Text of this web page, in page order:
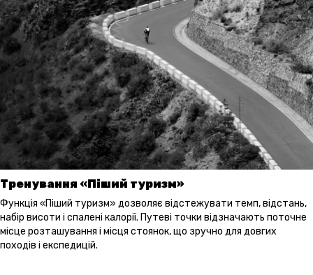
Тренування «Піший туризм»
Функція «Піший туризм» дозволяє відстежувати темп, відстань,
набір висоти і спалені калорії. Путеві точки відзначають поточне
місце розташування і місця стоянок, що зручно для довгих
походів і експедицій.